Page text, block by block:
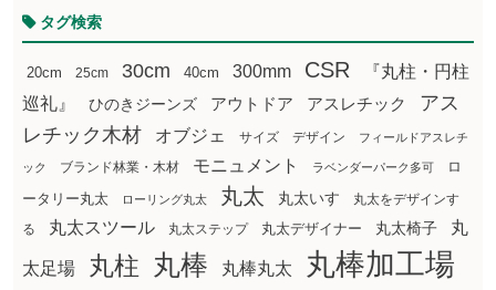
タグ検索
20cm 25cm 30cm 40cm 300mm CSR
『丸柱・円柱
巡礼』
ひのきジーンズ アウトドア アスレチック
アス
レチック木材
オブジェ サイズ デザイン フィールドアスレチ
ック ブランド林業・木材 モニュメント ラベンダーパーク多可
ロ
ータリー丸太
ローリング丸太 丸太 丸太いす
丸太をデザインす
る
丸太スツール 丸太ステップ 丸太デザイナー 丸太椅子 丸
太足場 丸柱 丸棒 丸棒丸太 丸棒加工場